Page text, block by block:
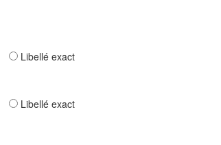
Libellé exact
Libellé exact